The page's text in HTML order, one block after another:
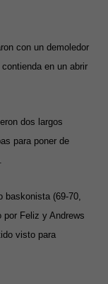
con un demoledor
en un abrir
dos largos
para poner de
baskonista (69-70,
por Feliz y Andrews
visto para